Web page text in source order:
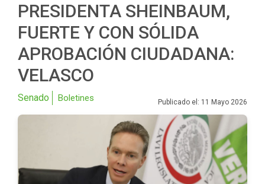
PRESIDENTA SHEINBAUM,
FUERTE Y CON SÓLIDA
APROBACIÓN CIUDADANA:
VELASCO
Senado Boletines Publicado el: 11 Mayo 2026